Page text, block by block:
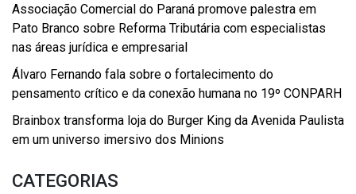
Associação Comercial do Paraná promove palestra em
Pato Branco sobre Reforma Tributária com especialistas
nas áreas jurídica e empresarial
Álvaro Fernando fala sobre o fortalecimento do
pensamento crítico e da conexão humana no 19º CONPARH
Brainbox transforma loja do Burger King da Avenida Paulista
em um universo imersivo dos Minions
CATEGORIAS